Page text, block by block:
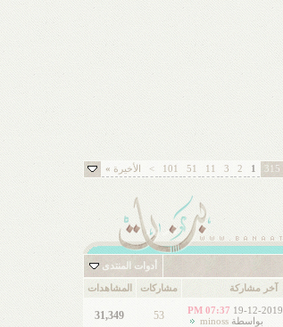
1
2
3
11
51
101
> الأخيرة »
أدوات المنتدى
آخر مشاركة مشاركات المشاهدات
19-12-2019
07:37 PM
بواسطةminoss
53
31,349